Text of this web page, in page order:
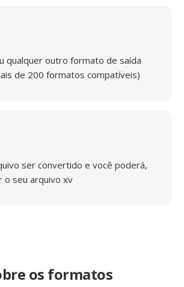
qualquer outro formato de saída
de 200 formatos compatíveis)
ser convertido e você poderá,
o seu arquivo xv
os formatos